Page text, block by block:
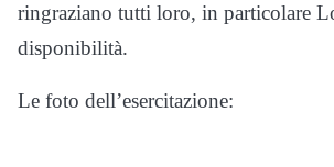
ringraziano tutti loro, in particolare
disponibilità.
Le foto dell’esercitazione: